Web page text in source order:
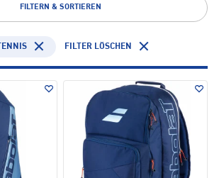
FILTERN & SORTIEREN
TENNIS FILTER LÖSCHEN